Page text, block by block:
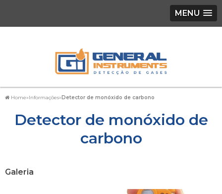
MENU
Home»Informações»Detector de monóxido de carbono
Detector de monóxido de
carbono
Galeria